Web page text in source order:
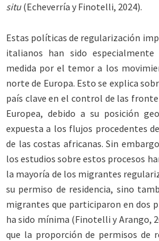
situ(Echeverría y Finotelli, 2024).
Estas políticas de regularización
italianos han sido
medida por el temor a los
norte de Europa. Esto se explica
país clave en el control de las
Europea, debido a su posición
expuesta a los flujos procedentes
de las costas africanas. Sin
los estudios sobre estos procesos
la mayoría de los migrantes
su permiso de residencia, sino
migrantes que participaron en dos
ha sido mínima (Finotelli y Arango,
que la proporción de permisos de